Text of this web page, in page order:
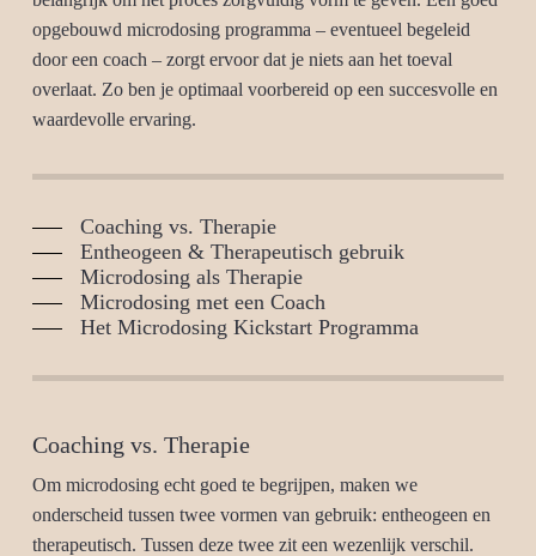
opgebouwd microdosing programma – eventueel begeleid
door een coach – zorgt ervoor dat je niets aan het toeval
overlaat. Zo ben je optimaal voorbereid op een succesvolle en
waardevolle ervaring.
Coaching vs. Therapie
Entheogeen & Therapeutisch gebruik
Microdosing als Therapie
Microdosing met een Coach
Het Microdosing Kickstart Programma
Coaching vs. Therapie
Om microdosing echt goed te begrijpen, maken we
onderscheid tussen twee vormen van gebruik: entheogeen en
therapeutisch. Tussen deze twee zit een wezenlijk verschil.